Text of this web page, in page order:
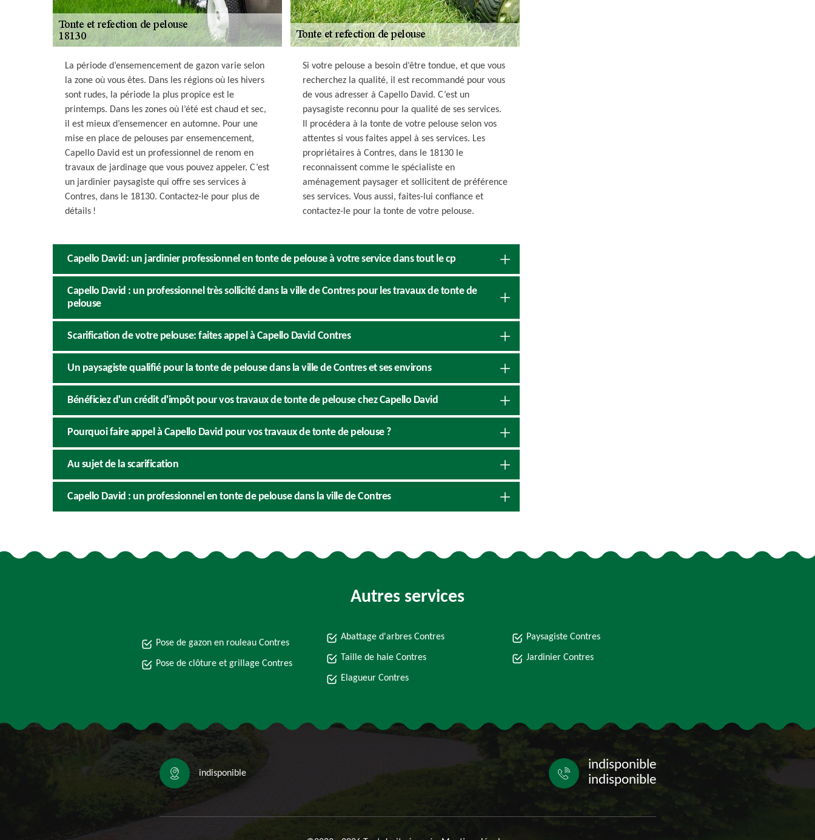
La période d’ensemencement de gazon varie selon
la zone où vous êtes. Dans les régions où les hivers
sont rudes, la période la plus propice est le
printemps. Dans les zones où l’été est chaud et sec,
il est mieux d’ensemencer en automne. Pour une
mise en place de pelouses par ensemencement,
Capello David est un professionnel de renom en
travaux de jardinage que vous pouvez appeler. C’est
un jardinier paysagiste qui offre ses services à
Contres, dans le 18130. Contactez-le pour plus de
détails !
Si votre pelouse a besoin d’être tondue, et que vous
recherchez la qualité, il est recommandé pour vous
de vous adresser à Capello David. C’est un
paysagiste reconnu pour la qualité de ses services.
Il procédera à la tonte de votre pelouse selon vos
attentes si vous faites appel à ses services. Les
propriétaires à Contres, dans le 18130 le
reconnaissent comme le spécialiste en
aménagement paysager et sollicitent de préférence
ses services. Vous aussi, faites-lui confiance et
contactez-le pour la tonte de votre pelouse.
Capello David: un jardinier professionnel en tonte de pelouse à votre service dans tout le cp
Capello David : un professionnel très sollicité dans la ville de Contres pour les travaux de tonte de
pelouse
Scarification de votre pelouse: faites appel à Capello David Contres
Un paysagiste qualifié pour la tonte de pelouse dans la ville de Contres et ses environs
Bénéficiez d'un crédit d'impôt pour vos travaux de tonte de pelouse chez Capello David
Pourquoi faire appel à Capello David pour vos travaux de tonte de pelouse ?
Au sujet de la scarification
Capello David : un professionnel en tonte de pelouse dans la ville de Contres
Autres services
Pose de gazon en rouleau Contres
Pose de clôture et grillage Contres
Abattage d'arbres Contres
Taille de haie Contres
Elagueur Contres
Paysagiste Contres
Jardinier Contres
indisponible
indisponible
indisponible